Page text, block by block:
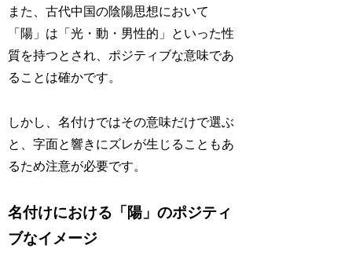
また、古代中国の陰陽思想において
「陽」は「光・動・男性的」といった性
質を持つとされ、ポジティブな意味であ
ることは確かです。
しかし、名付けではその意味だけで選ぶ
と、字面と響きにズレが生じることもあ
るため注意が必要です。
名付けにおける「陽」のポジティ
ブなイメージ